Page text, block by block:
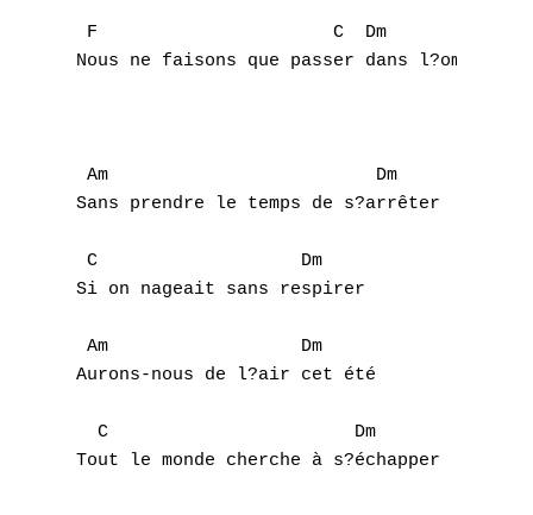
F                      C  Dm
Nous ne faisons que passer dans l?ombre,
Am                         Dm
Sans prendre le temps de s?arrêter
C                   Dm
Si on nageait sans respirer
Am                  Dm
Aurons-nous de l?air cet été
  C                       Dm
Tout le monde cherche à s?échapper